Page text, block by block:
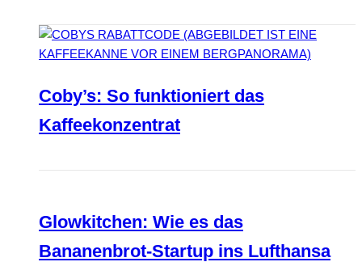
Coby’s: So funktioniert das
Kaffeekonzentrat
Glowkitchen: Wie es das
Bananenbrot-Startup ins Lufthansa